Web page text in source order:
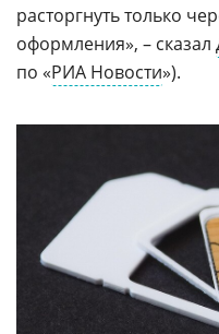
расторгнуть только
оформления», – сказал
по «РИА Новости»).